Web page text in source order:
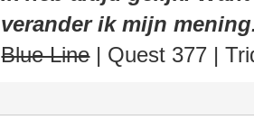
verander ik mijn
Blue Line| Quest 377 |